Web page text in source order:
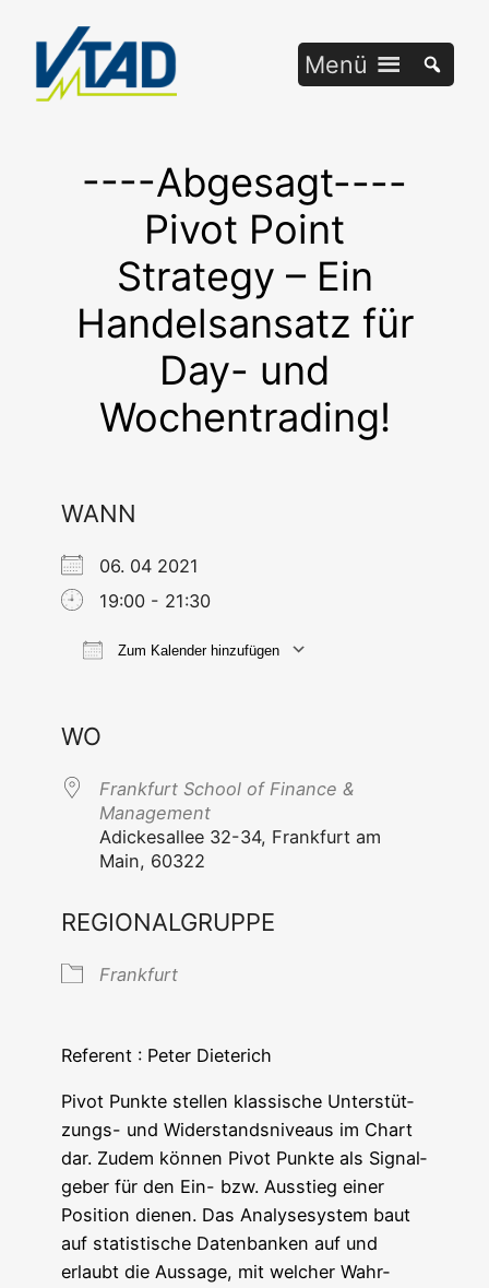
springen
Menü
----Abgesagt----
Pivot Point
Strategy – Ein
Handelsansatz für
Day- und
Wochentrading!
WANN
06. 04 2021
19:00 - 21:30
Zum Kalender hinzufügen
WO
Frank­furt School of Finan­ce &
Management
Adi­ckes­al­lee 32-34, Frank­furt am
Main, 60322
REGIONALGRUPPE
Frank­furt
Refe­rent : Peter Dieterich
Pivot Punk­te stel­len klas­si­sche Unter­stüt­
zungs- und Wider­stands­ni­veaus im Chart
dar. Zudem kön­nen Pivot Punk­te als Signal­
ge­ber für den Ein- bzw. Aus­stieg einer
Posi­ti­on die­nen. Das Ana­ly­se­sys­tem baut
auf sta­tis­ti­sche Daten­ban­ken auf und
erlaubt die Aus­sa­ge, mit wel­cher Wahr­